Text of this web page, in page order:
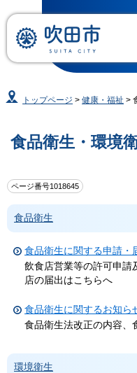
トップページ >健康・福祉 >
食品衛生・環境
ページ番号1018645
食品衛生
食品衛生に関する申請・
飲食店営業等の許可申請
店の届出はこちらへ
食品衛生に関するお知ら
食品衛生法改正の内容、
環境衛生